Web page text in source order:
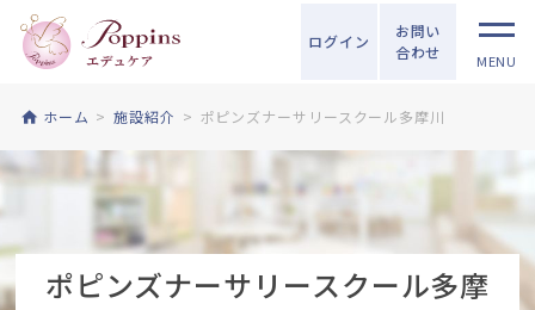
ログイン
お問い
合わせ
MENU
ホーム 施設紹介 ポピンズナーサリースクール多摩川
ポピンズナーサリースクール多摩